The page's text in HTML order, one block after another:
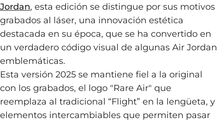
Jordan, esta edición se distingue por sus motivos
grabados al láser, una innovación estética
destacada en su época, que se ha convertido en
un verdadero código visual de algunas Air Jordan
emblemáticas.
Esta versión 2025 se mantiene fiel a la original
con los grabados, el logo "Rare Air" que
reemplaza al tradicional “Flight” en la lengüeta, y
elementos intercambiables que permiten pasar